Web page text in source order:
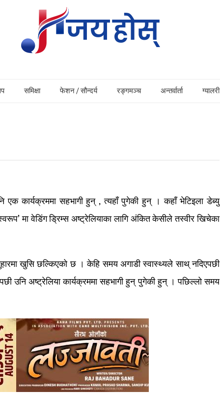
समिक्षा फेशन / सौन्दर्य रङ्गमञ्च अन्तर्वार्ता ग्यालरी
कार्यक्रममा सहभागी हुन् , त्यहाँ पुगेकी हुन् । कहाँ भेटिइला डेब्यु
मा वेडिंग ड्रिम्स अष्ट्रेलियाका लागि अंकित केसीले तस्वीर खिचेका
खुसि छल्किएको छ । केहि समय अगाडी स्वास्थ्यले साथ् नदिएपछी
उनि अष्ट्रेलिया कार्यक्रममा सहभागी हुन् पुगेकी हुन् । पछिल्लो समय